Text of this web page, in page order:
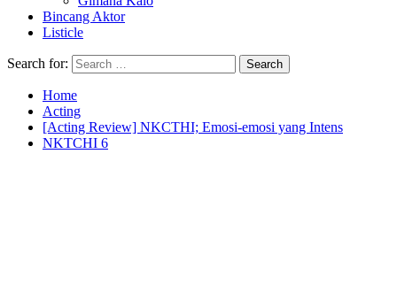
Bincang Aktor
Listicle
Search for:
Home
Acting
[Acting Review] NKCTHI; Emosi-emosi yang Intens
NKTCHI 6